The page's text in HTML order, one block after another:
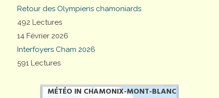
Retour des Olympiens chamoniards
492 Lectures
14 Février 2026
Interfoyers Cham 2026
591 Lectures
MÉTÉO IN CHAMONIX-MONT-BLANC